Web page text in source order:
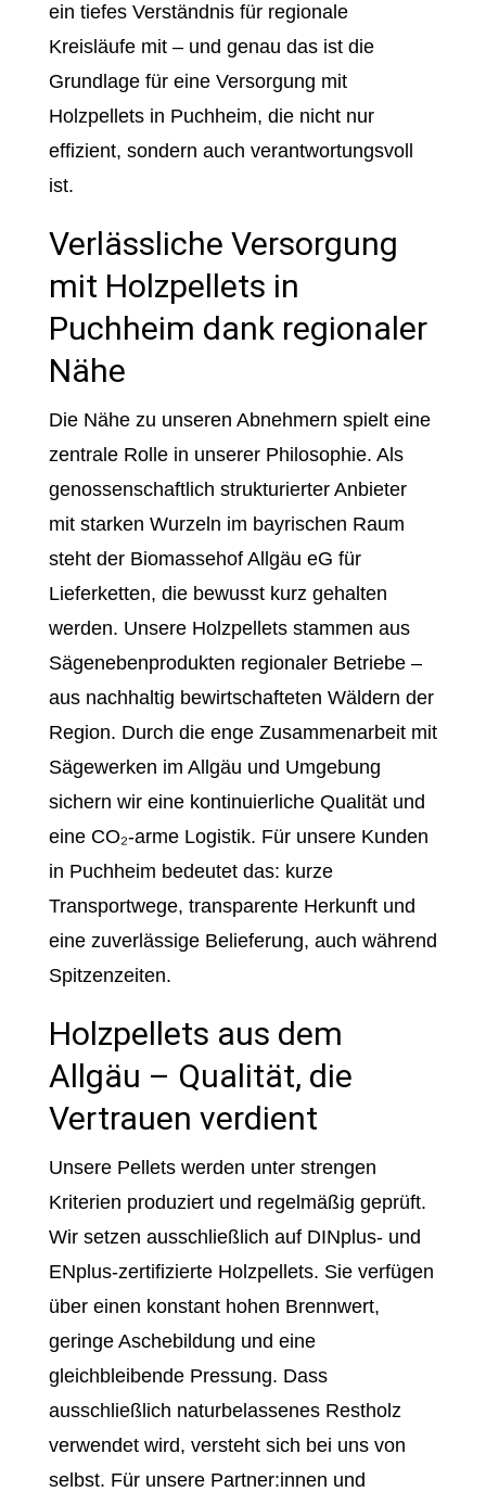
ein tiefes Verständnis für regionale
Kreisläufe mit – und genau das ist die
Grundlage für eine Versorgung mit
Holzpellets in Puchheim, die nicht nur
effizient, sondern auch verantwortungsvoll
ist.
Verlässliche Versorgung
mit Holzpellets in
Puchheim dank regionaler
Nähe
Die Nähe zu unseren Abnehmern spielt eine
zentrale Rolle in unserer Philosophie. Als
genossenschaftlich strukturierter Anbieter
mit starken Wurzeln im bayrischen Raum
steht der Biomassehof Allgäu eG für
Lieferketten, die bewusst kurz gehalten
werden. Unsere Holzpellets stammen aus
Sägenebenprodukten regionaler Betriebe –
aus nachhaltig bewirtschafteten Wäldern der
Region. Durch die enge Zusammenarbeit mit
Sägewerken im Allgäu und Umgebung
sichern wir eine kontinuierliche Qualität und
eine CO₂-arme Logistik. Für unsere Kunden
in Puchheim bedeutet das: kurze
Transportwege, transparente Herkunft und
eine zuverlässige Belieferung, auch während
Spitzenzeiten.
Holzpellets aus dem
Allgäu – Qualität, die
Vertrauen verdient
Unsere Pellets werden unter strengen
Kriterien produziert und regelmäßig geprüft.
Wir setzen ausschließlich auf DINplus- und
ENplus-zertifizierte Holzpellets. Sie verfügen
über einen konstant hohen Brennwert,
geringe Aschebildung und eine
gleichbleibende Pressung. Dass
ausschließlich naturbelassenes Restholz
verwendet wird, versteht sich bei uns von
selbst. Für unsere Partner:innen und